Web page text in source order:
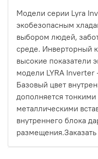
Модели серии Lyra
экобезопасным
выбором людей,
среде. Инверторный
высокие показатели
модели LYRA
Базовый цвет
дополняется
металлическими
внутреннего блока